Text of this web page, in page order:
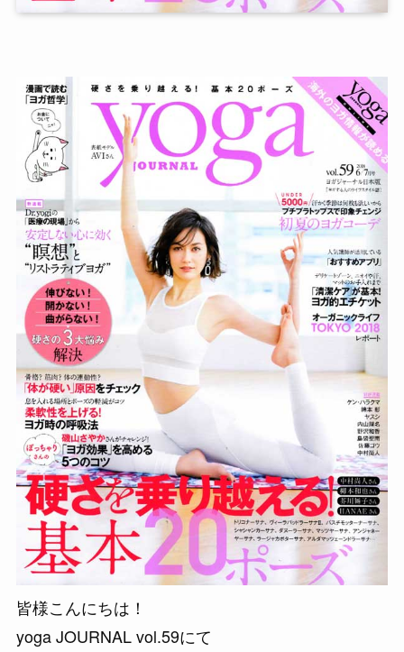
皆様こんにちは！
yoga JOURNAL vol.59にて